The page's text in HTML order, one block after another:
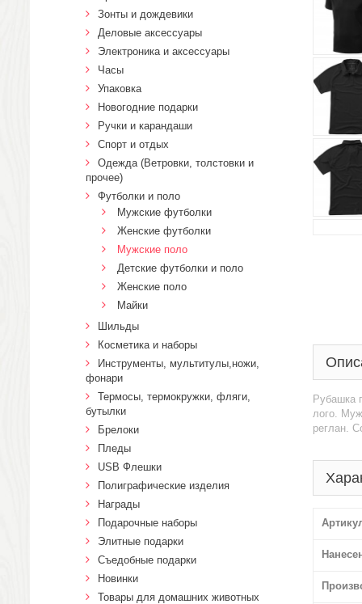
Рубашка
лого.
реглан.
Зонты и дождевики
Деловые аксессуары
Электроника и аксессуары
Часы
Упаковка
Новогодние подарки
Ручки и карандаши
Спорт и отдых
Одежда (Ветровки, толстовки и
прочее)
Футболки и поло
Мужские футболки
Женские футболки
Мужские поло
Детские футболки и поло
Женские поло
Майки
Шильды
Косметика и наборы
Инструменты, мультитулы,ножи,
фонари
Термосы, термокружки, фляги,
бутылки
Брелоки
Пледы
USB Флешки
Полиграфические изделия
Награды
Подарочные наборы
Элитные подарки
Cъедобные подарки
Новинки
Товары для домашних животных